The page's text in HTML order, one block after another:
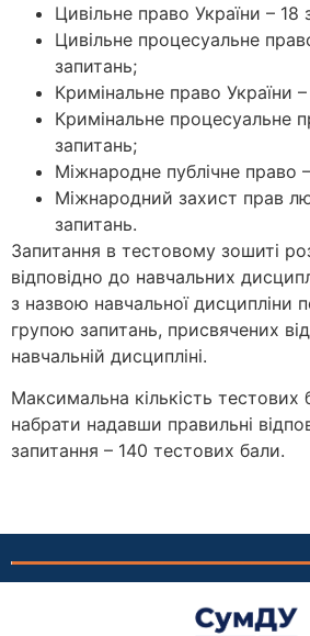
Цивільне право України – 18
Цивільне процесуальне
запитань;
Кримінальне право України
Кримінальне процесуальне
запитань;
Міжнародне публічне право
Міжнародний захист прав
запитань.
Запитання в тестовому зошиті
відповідно до навчальних
з назвою навчальної дисципліни
групою запитань, присвячених
навчальній дисципліні.
Максимальна кількість тестових
набрати надавши правильні
запитання – 140 тестових бали.